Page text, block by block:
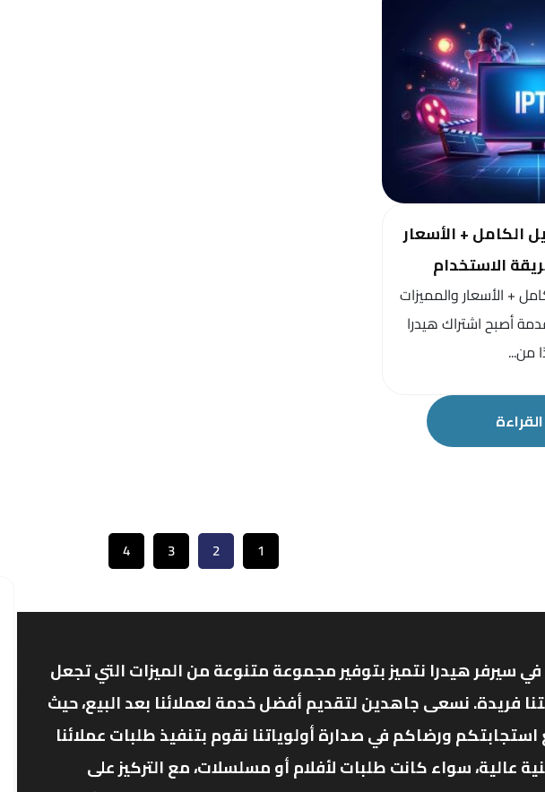
الكامل + الأسعار
الاستخدام
+ الأسعار والمميزات
أصبح اشتراك هيدرا
من...
1
2
3
4
سيرفر هيدرا نتميز بتوفير مجموعة متنوعة من الميزات التي تجعل
فريدة. نسعى جاهدين لتقديم أفضل خدمة لعملائنا بعد البيع، حيث
ورضاكم في صدارة أولوياتنا نقوم بتنفيذ طلبات عملائنا
عالية، سواء كانت طلبات لأفلام أو مسلسلات، مع التركيز على